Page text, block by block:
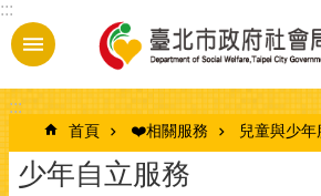
跳到主要內容區塊
:::
:::
首頁 ❤️相關服務 兒童與少年
少年自立服務